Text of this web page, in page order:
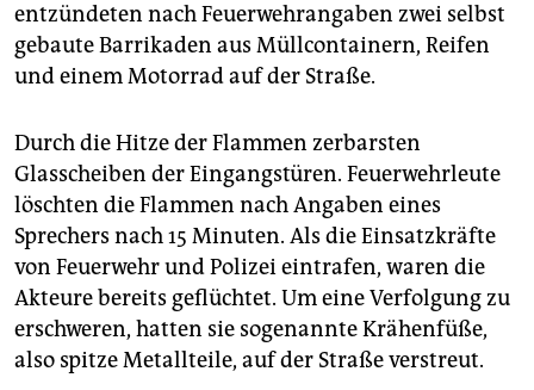
entzündeten nach Feuerwehrangaben zwei selbst
gebaute Barrikaden aus Müllcontainern, Reifen
und einem Motorrad auf der Straße.
Durch die Hitze der Flammen zerbarsten
Glasscheiben der Eingangstüren. Feuerwehrleute
löschten die Flammen nach Angaben eines
Sprechers nach 15 Minuten. Als die Einsatzkräfte
von Feuerwehr und Polizei eintrafen, waren die
Akteure bereits geflüchtet. Um eine Verfolgung zu
erschweren, hatten sie sogenannte Krähenfüße,
also spitze Metallteile, auf der Straße verstreut.